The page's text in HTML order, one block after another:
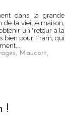
dans la grande
de la vieille maison,
un "retour à la
bien pour Fram, qui
, Maucort,
!